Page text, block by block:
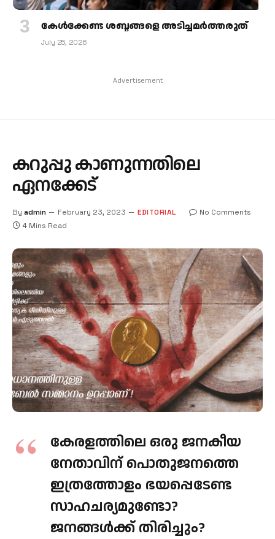
കേള്‍ക്കേണ്ട ശബ്ദങ്ങളെ അടിച്ചമര്‍ത്തരുത്
July 25, 2026
Advertisement
കറുപ്പു കാണുന്നതിലെ
ഏനക്കേട്
By admin February 23, 2023 EDITORIAL
No Comments
4 Mins Read
കേരളത്തിലെ ഒരു ജനകീയ
നേതാവിന് പൊതുജനത്തെ
ഇത്രത്തോളം ഭയപ്പെടേണ്ട
സാഹചര്യമുണ്ടോ?
ജനങ്ങള്‍ക്ക് തിരിച്ചും?